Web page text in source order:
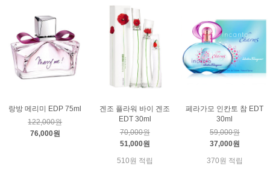
랑방 메리미 EDP 75ml
122,000원
76,000원
겐조 플라워 바이 겐조
EDT 30ml
70,000원
51,000원
510원 적립
페라가모 인칸토 참 EDT
30ml
59,000원
37,000원
370원 적립